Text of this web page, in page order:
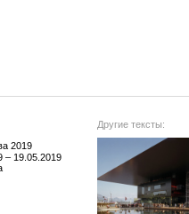
2019
– 19.05.2019
Другие тексты: